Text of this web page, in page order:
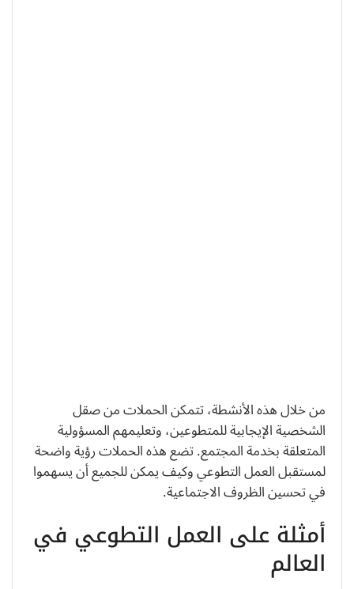
من خلال هذه الأنشطة، تتمكن الحملات من صقل
الشخصية الإيجابية للمتطوعين، وتعليمهم المسؤولية
المتعلقة بخدمة المجتمع. تضع هذه الحملات رؤية واضحة
لمستقبل العمل التطوعي وكيف يمكن للجميع أن يسهموا
في تحسين الظروف الاجتماعية.
أمثلة على العمل التطوعي في
العالم